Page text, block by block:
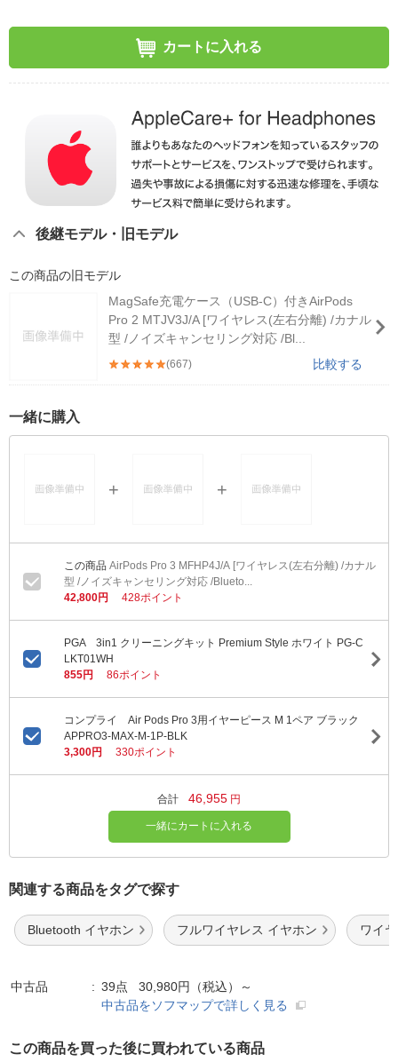
カートに入れる
後継モデル・旧モデル
この商品の旧モデル
MagSafe充電ケース（USB-C）付きAirPods
Pro 2 MTJV3J/A [ワイヤレス(左右分離) /カナル
型 /ノイズキャンセリング対応 /Bl...
(667) 比較する
一緒に購入
AirPods Pro 3 MFHP4J/A [ワイヤレス(左右分離) /カナル
型 /ノイズキャンセリング対応 /Blueto...
42,800円
428ポイント
PGA 3in1 クリーニングキット Premium Style ホワイト PG-C
LKT01WH
855円
86ポイント
コンプライ Air Pods Pro 3用イヤーピース M 1ペア ブラック
APPRO3-MAX-M-1P-BLK
3,300円
330ポイント
合計 46,955 円
一緒にカートに入れる
関連する商品をタグで探す
Bluetooth イヤホン フルワイヤレス イヤホン ワイ
中古品
39点 30,980円（税込）～
中古品をソフマップで詳しく見る
この商品を買った後に買われている商品